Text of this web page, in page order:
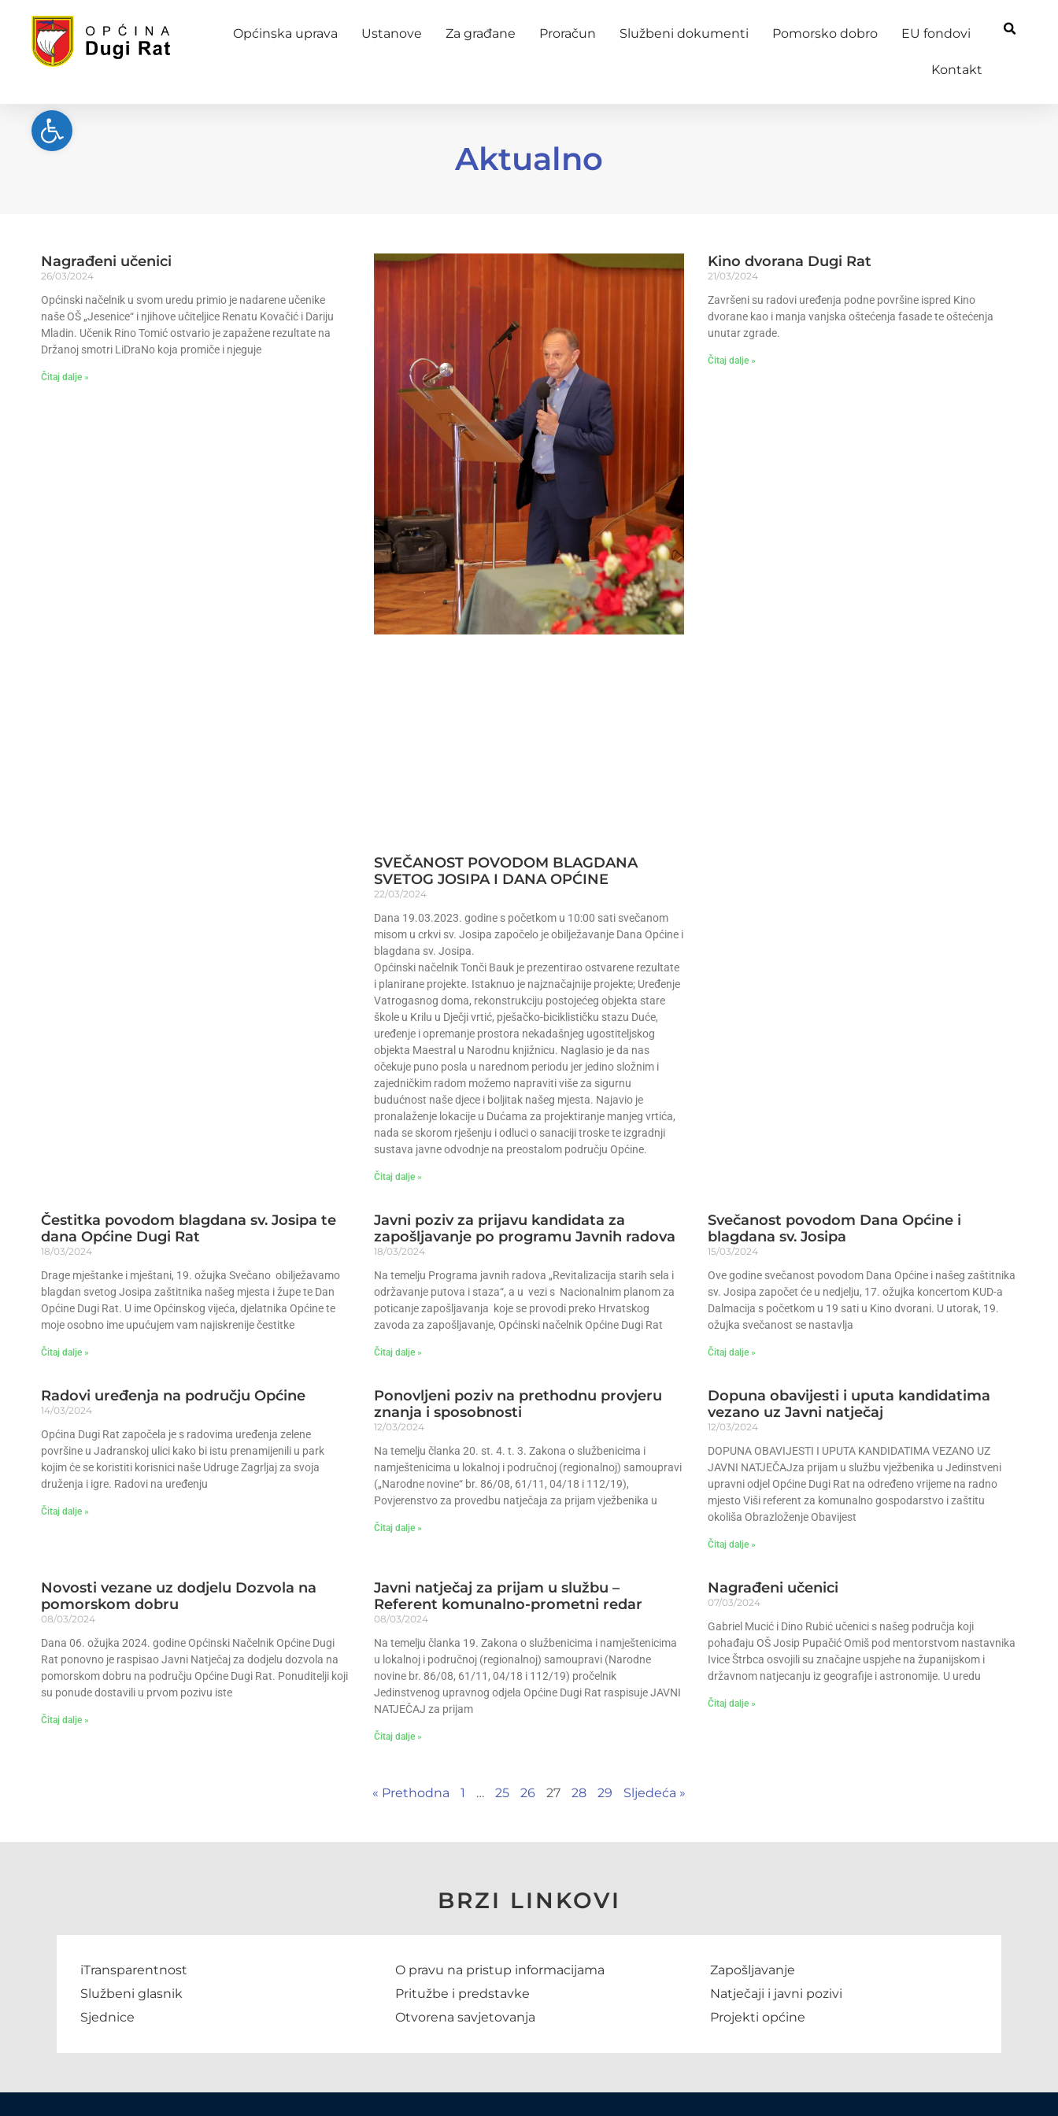
Općinska uprava Ustanove Za građane Proračun Službeni dokumenti Pomorsko dobro EU fondovi
Kontakt
Aktualno
Nagrađeni učenici
26/03/2024
Općinski načelnik u svom uredu primio je nadarene učenike
naše OŠ „Jesenice“ i njihove učiteljice Renatu Kovačić i Dariju
Mladin. Učenik Rino Tomić ostvario je zapažene rezultate na
Držanoj smotri LiDraNo koja promiče i njeguje
Čitaj dalje »
SVEČANOST POVODOM BLAGDANA
SVETOG JOSIPA I DANA OPĆINE
22/03/2024
Dana 19.03.2023. godine s početkom u 10:00 sati svečanom
misom u crkvi sv. Josipa započelo je obilježavanje Dana Općine i
blagdana sv. Josipa.
Općinski načelnik Tonči Bauk je prezentirao ostvarene rezultate
i planirane projekte. Istaknuo je najznačajnije projekte; Uređenje
Vatrogasnog doma, rekonstrukciju postojećeg objekta stare
škole u Krilu u Dječji vrtić, pješačko-biciklističku stazu Duće,
uređenje i opremanje prostora nekadašnjeg ugostiteljskog
objekta Maestral u Narodnu knjižnicu. Naglasio je da nas
očekuje puno posla u narednom periodu jer jedino složnim i
zajedničkim radom možemo napraviti više za sigurnu
budućnost naše djece i boljitak našeg mjesta. Najavio je
pronalaženje lokacije u Dućama za projektiranje manjeg vrtića,
nada se skorom rješenju i odluci o sanaciji troske te izgradnji
sustava javne odvodnje na preostalom području Općine.
Čitaj dalje »
Kino dvorana Dugi Rat
21/03/2024
Završeni su radovi uređenja podne površine ispred Kino
dvorane kao i manja vanjska oštećenja fasade te oštećenja
unutar zgrade.
Čitaj dalje »
Čestitka povodom blagdana sv. Josipa te
dana Općine Dugi Rat
18/03/2024
Drage mještanke i mještani, 19. ožujka Svečano obilježavamo
blagdan svetog Josipa zaštitnika našeg mjesta i župe te Dan
Općine Dugi Rat. U ime Općinskog vijeća, djelatnika Općine te
moje osobno ime upućujem vam najiskrenije čestitke
Čitaj dalje »
Javni poziv za prijavu kandidata za
zapošljavanje po programu Javnih radova
18/03/2024
Na temelju Programa javnih radova „Revitalizacija starih sela i
održavanje putova i staza“, a u vezi s Nacionalnim planom za
poticanje zapošljavanja koje se provodi preko Hrvatskog
zavoda za zapošljavanje, Općinski načelnik Općine Dugi Rat
Čitaj dalje »
Svečanost povodom Dana Općine i
blagdana sv. Josipa
15/03/2024
Ove godine svečanost povodom Dana Općine i našeg zaštitnika
sv. Josipa započet će u nedjelju, 17. ožujka koncertom KUD-a
Dalmacija s početkom u 19 sati u Kino dvorani. U utorak, 19.
ožujka svečanost se nastavlja
Čitaj dalje »
Radovi uređenja na području Općine
14/03/2024
Općina Dugi Rat započela je s radovima uređenja zelene
površine u Jadranskoj ulici kako bi istu prenamijenili u park
kojim će se koristiti korisnici naše Udruge Zagrljaj za svoja
druženja i igre. Radovi na uređenju
Čitaj dalje »
Ponovljeni poziv na prethodnu provjeru
znanja i sposobnosti
12/03/2024
Na temelju članka 20. st. 4. t. 3. Zakona o službenicima i
namještenicima u lokalnoj i područnoj (regionalnoj) samoupravi
(„Narodne novine“ br. 86/08, 61/11, 04/18 i 112/19),
Povjerenstvo za provedbu natječaja za prijam vježbenika u
Čitaj dalje »
Dopuna obavijesti i uputa kandidatima
vezano uz Javni natječaj
12/03/2024
DOPUNA OBAVIJESTI I UPUTA KANDIDATIMA VEZANO UZ
JAVNI NATJEČAJza prijam u službu vježbenika u Jedinstveni
upravni odjel Općine Dugi Rat na određeno vrijeme na radno
mjesto Viši referent za komunalno gospodarstvo i zaštitu
okoliša Obrazloženje Obavijest
Čitaj dalje »
Novosti vezane uz dodjelu Dozvola na
pomorskom dobru
08/03/2024
Dana 06. ožujka 2024. godine Općinski Načelnik Općine Dugi
Rat ponovno je raspisao Javni Natječaj za dodjelu dozvola na
pomorskom dobru na području Općine Dugi Rat. Ponuditelji koji
su ponude dostavili u prvom pozivu iste
Čitaj dalje »
Javni natječaj za prijam u službu –
Referent komunalno-prometni redar
08/03/2024
Na temelju članka 19. Zakona o službenicima i namještenicima
u lokalnoj i područnoj (regionalnoj) samoupravi (Narodne
novine br. 86/08, 61/11, 04/18 i 112/19) pročelnik
Jedinstvenog upravnog odjela Općine Dugi Rat raspisuje JAVNI
NATJEČAJ za prijam
Čitaj dalje »
Nagrađeni učenici
07/03/2024
Gabriel Mucić i Dino Rubić učenici s našeg područja koji
pohađaju OŠ Josip Pupačić Omiš pod mentorstvom nastavnika
Ivice Štrbca osvojili su značajne uspjehe na županijskom i
državnom natjecanju iz geografije i astronomije. U uredu
Čitaj dalje »
« Prethodna 1 … 25 26 27 28 29 Sljedeća »
BRZI LINKOVI
iTransparentnost
Službeni glasnik
Sjednice
O pravu na pristup informacijama
Pritužbe i predstavke
Otvorena savjetovanja
Zapošljavanje
Natječaji i javni pozivi
Projekti općine
Open toolbar